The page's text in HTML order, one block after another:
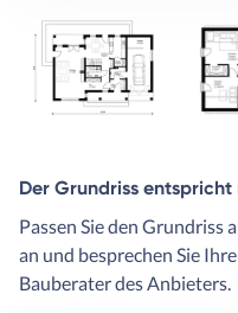
Der Grundriss
Passen Sie den Grundriss
an und besprechen Sie
Bauberater des Anbieters.